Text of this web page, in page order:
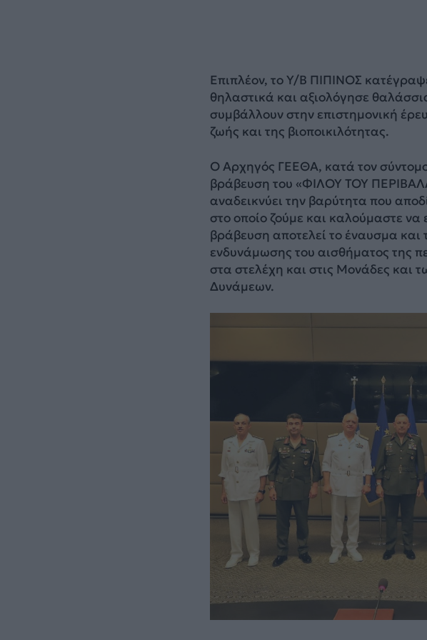
Επιπλέον, το Υ/Β ΠΙΠΙΝΟΣ
θηλαστικά και αξιολόγησε
συμβάλλουν στην επιστημονική
ζωής και της βιοποικιλότητας.
Ο Αρχηγός ΓΕΕΘΑ, κατά τον
βράβευση του «ΦΙΛΟΥ ΤΟΥ
αναδεικνύει την βαρύτητα που
στο οποίο ζούμε και καλούμαστε να
βράβευση αποτελεί το έναυσμα
ενδυνάμωσης του αισθήματος της
στα στελέχη και στις Μονάδες και
Δυνάμεων.